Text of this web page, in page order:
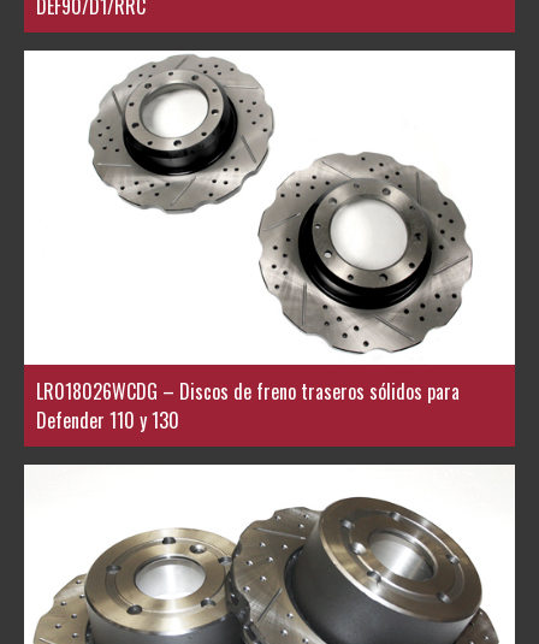
DEF90/D1/RRC
LR018026WCDG – Discos de freno traseros sólidos para
Defender 110 y 130